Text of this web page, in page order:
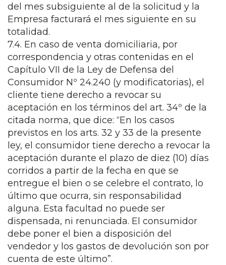
del mes subsiguiente al de la solicitud y la
Empresa facturará el mes siguiente en su
totalidad.
7.4. En caso de venta domiciliaria, por
correspondencia y otras contenidas en el
Capítulo VII de la Ley de Defensa del
Consumidor Nº 24.240 (y modificatorias), el
cliente tiene derecho a revocar su
aceptación en los términos del art. 34º de la
citada norma, que dice: “En los casos
previstos en los arts. 32 y 33 de la presente
ley, el consumidor tiene derecho a revocar la
aceptación durante el plazo de diez (10) días
corridos a partir de la fecha en que se
entregue el bien o se celebre el contrato, lo
último que ocurra, sin responsabilidad
alguna. Esta facultad no puede ser
dispensada, ni renunciada. El consumidor
debe poner el bien a disposición del
vendedor y los gastos de devolución son por
cuenta de este último”.